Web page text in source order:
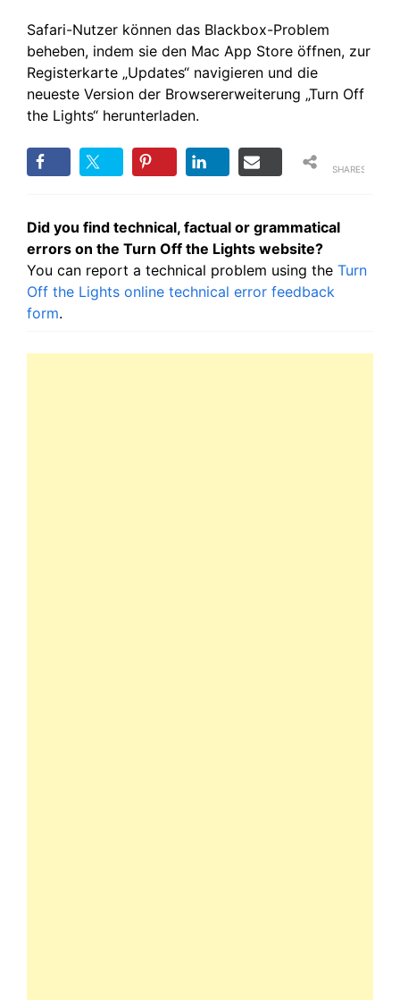
Safari-Nutzer können das Blackbox-Problem
beheben, indem sie den Mac App Store öffnen, zur
Registerkarte „Updates“ navigieren und die
neueste Version der Browsererweiterung „Turn Off
the Lights“ herunterladen.
SHARES
Did you find technical, factual or grammatical
errors on the Turn Off the Lights website?
You can report a technical problem using the Turn
Off the Lights online technical error feedback
form.